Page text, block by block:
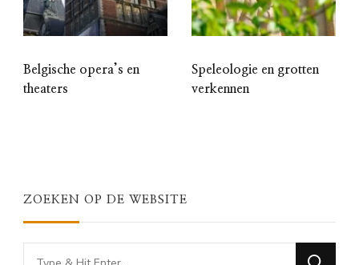
Belgische opera’s en
theaters
Speleologie en grotten
verkennen
ZOEKEN OP DE WEBSITE
Looking